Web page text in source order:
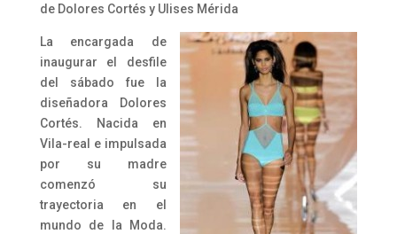
de Dolores Cortés y Ulises Mérida
La encargada de
inaugurar el desfile
del sábado fue la
diseñadora Dolores
Cortés. Nacida en
Vila-real e impulsada
por su madre
comenzó su
trayectoria en el
mundo de la Moda.